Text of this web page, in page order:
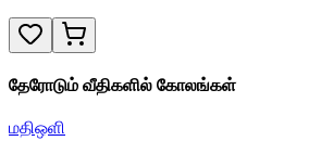
தேரோடும் வீதிகளில் கோலங்கள்
மதிஒளி